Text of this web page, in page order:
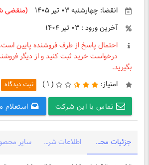
انقضا: چهارشنبه ۰۳ تیر ۱۴۰۵
(منقضی
آخرین ورود : ۰۳ تیر ۱۴۰۴
احتمال پاسخ از طرف فروشنده پایین است.
درخواست خرید ثبت کنید و از دیگر
بگیرید.
امتیاز:
( ۱ ) ثبت دیدگاه
تماس با این شرکت
جزئیات محصول اطلاعات شرکت